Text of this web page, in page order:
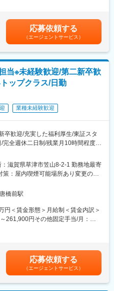
な社会の実現に貢献できる点も大
務
お任せいたします。
ーキット株式会社）について
甲賀市水口ひのきが丘30）に住友電
。待遇・給与は住友電気工業と変
休暇などがあるため、年間平均有
が高いです。また、在宅勤務制度
働くことができます。
活コンシェルジュなど、福利厚生
以上とライフイベントにあわせて
です。
す。日本を代表するグローバルメ
心してキャリアを構築することが
ことを深く認識し、その育成に積
こ数年の成長につながっていま
下する可能性があります。月給(月
。
応募依頼する
（エージェントサービス）
当※未経験歓迎/第二新卒歓
ップクラス/日勤
業種未経験歓迎
卒歓迎/充実した福利厚生/東証スタ
完全週休二日制/残業月10時間程度～
プレベルである当社塗料の製造を担
樹脂、溶剤)のタンク投入
び仕上げ作業
、技術を習得して頂ける環境で
滋賀県草津市笠山8-2-1 勤務地最寄
：屋内喫煙可能場所あり変更の範
橋前駅
円＜賃金形態＞月給制＜賃金内訳＞
261,900円その他固定手当/月：
円、残業代）賃金はあくまで
じて上下する可能性があります。
表記です。
応募依頼する
（エージェントサービス）